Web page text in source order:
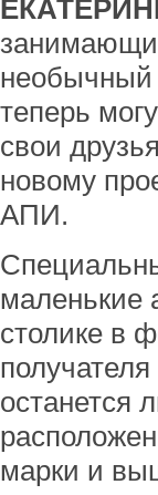
необычный
теперь
свои
новому
АПИ.
маленькие
столике в
останется
марки и